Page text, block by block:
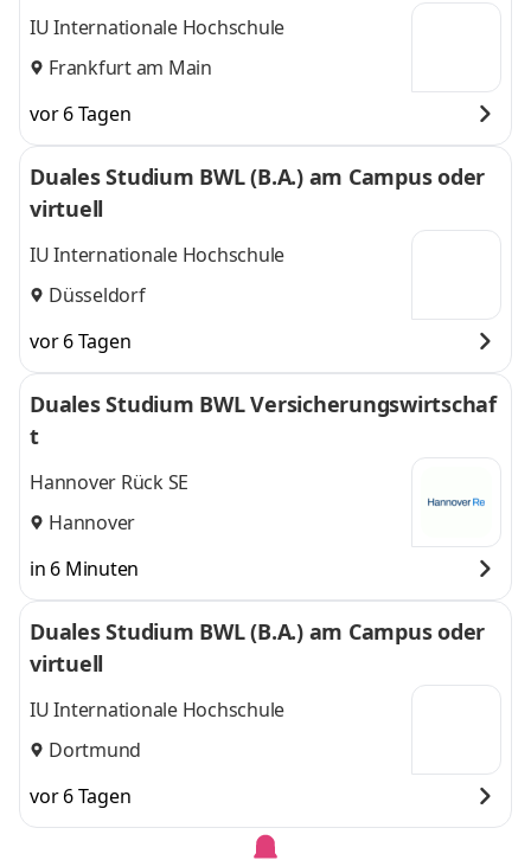
IU Internationale Hochschule
Frankfurt am Main
vor 6 Tagen
Duales Studium BWL (B.A.) am Campus oder
virtuell
IU Internationale Hochschule
Düsseldorf
vor 6 Tagen
Duales Studium BWL Versicherungswirtschaf
t
Hannover Rück SE
Hannover
in 6 Minuten
Duales Studium BWL (B.A.) am Campus oder
virtuell
IU Internationale Hochschule
Dortmund
vor 6 Tagen